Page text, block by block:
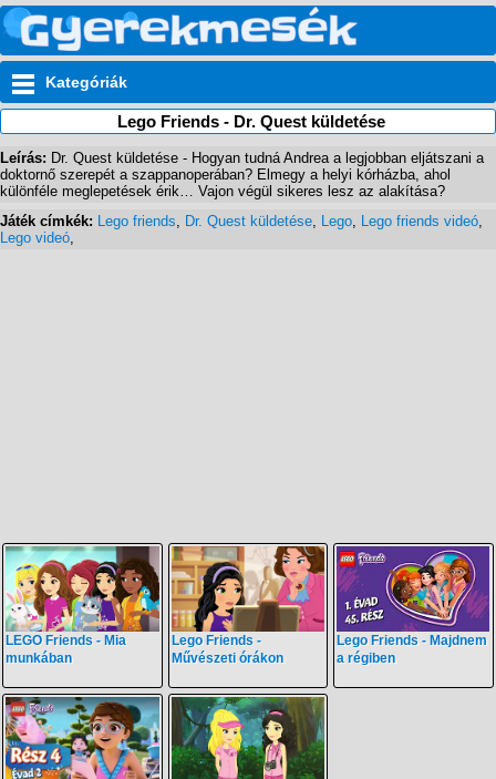
Kategóriák
Lego Friends - Dr. Quest küldetése
Leírás: Dr. Quest küldetése - Hogyan tudná Andrea a legjobban eljátszani a
doktornő szerepét a szappanoperában? Elmegy a helyi kórházba, ahol
különféle meglepetések érik… Vajon végül sikeres lesz az alakítása?
Játék címkék: Lego friends, Dr. Quest küldetése, Lego, Lego friends videó,
Lego videó,
LEGO Friends - Mia
munkában
Lego Friends -
Művészeti órákon
Lego Friends - Majdnem
a régiben